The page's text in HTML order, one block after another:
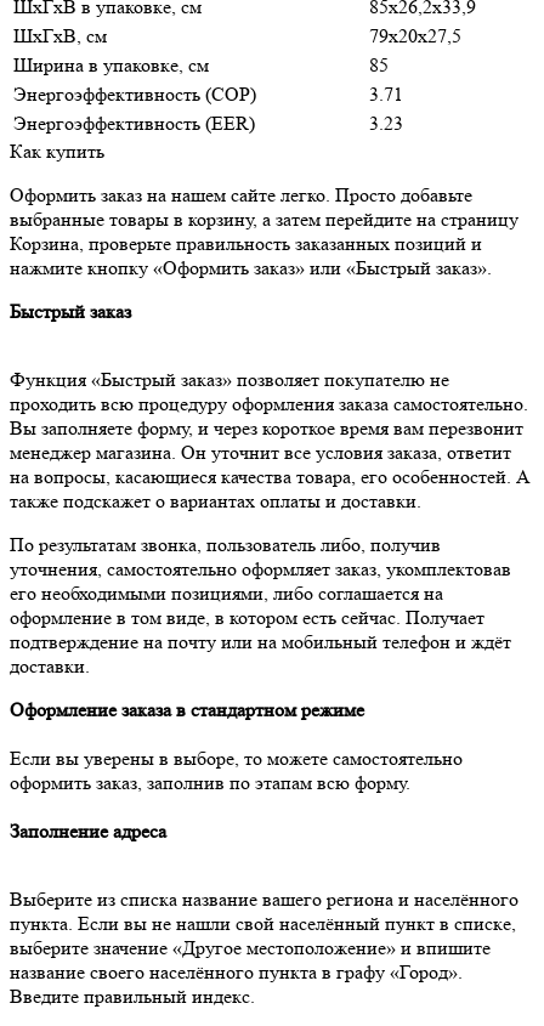
ШxГxВ в упаковке, см
85x26,2x33,9
ШxГxВ, см
79x20x27,5
Ширина в упаковке, см
85
Энергоэффективность (COP)
3.71
Энергоэффективность (EER)
3.23
Как купить
Оформить заказ на нашем сайте легко. Просто добавьте
выбранные товары в корзину, а затем перейдите на страницу
Корзина, проверьте правильность заказанных позиций и
нажмите кнопку «Оформить заказ» или «Быстрый заказ».
Быстрый заказ
Функция «Быстрый заказ» позволяет покупателю не
проходить всю процедуру оформления заказа самостоятельно.
Вы заполняете форму, и через короткое время вам перезвонит
менеджер магазина. Он уточнит все условия заказа, ответит
на вопросы, касающиеся качества товара, его особенностей. А
также подскажет о вариантах оплаты и доставки.
По результатам звонка, пользователь либо, получив
уточнения, самостоятельно оформляет заказ, укомплектовав
его необходимыми позициями, либо соглашается на
оформление в том виде, в котором есть сейчас. Получает
подтверждение на почту или на мобильный телефон и ждёт
доставки.
Оформление заказа в стандартном режиме
Если вы уверены в выборе, то можете самостоятельно
оформить заказ, заполнив по этапам всю форму.
Заполнение адреса
Выберите из списка название вашего региона и населённого
пункта. Если вы не нашли свой населённый пункт в списке,
выберите значение «Другое местоположение» и впишите
название своего населённого пункта в графу «Город».
Введите правильный индекс.